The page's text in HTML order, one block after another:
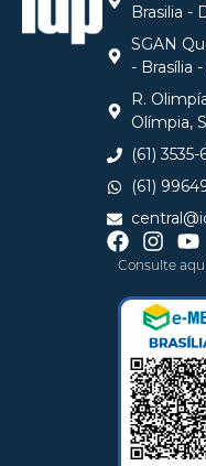
Brasilia -
SGAN
- Brasília
R.
Olímpia,
(61)
(61)
Consulte